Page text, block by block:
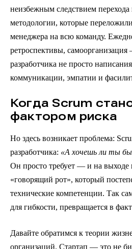
неизбежным следствием перехода
методологии, которые
менеджера на всю команду.
ретроспективы, самоорганизация
разработчика не просто
коммуникации, эмпатии и
Когда Scrum
фактором риска
Но здесь возникает проблема:
разработчика: «А хочешь ли ты
Он просто требует — и на выходе
«говорящий рот», который
технические компетенции. Так
для гибкости, превращается в
Давайте обратимся к теории
организаций. Стартап — это не